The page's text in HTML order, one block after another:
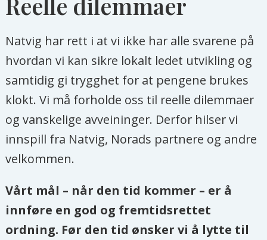
Natvig har rett i at vi ikke har alle svarene på
hvordan vi kan sikre lokalt ledet utvikling og
samtidig gi trygghet for at pengene brukes
klokt. Vi må forholde oss til reelle dilemmaer
og vanskelige avveininger. Derfor hilser vi
innspill fra Natvig, Norads partnere og andre
velkommen.
Vårt mål – når den tid kommer – er å
innføre en god og fremtidsrettet
ordning. Før den tid ønsker vi å lytte til